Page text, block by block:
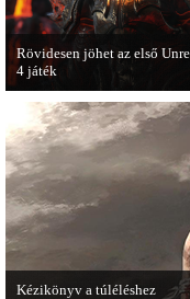
Rövidesen jöhet az első
4 játék
A Zombie Studios készölő
Epic Games legújabb
Unreal Engine 4-et fogja
Kézikönyv a túléléshez